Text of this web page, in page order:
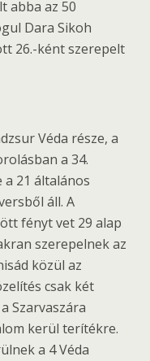
abba az 50
Dara Sikoh
26.-ként szerepelt
Véda része, a
a 34.
a 21 általános
áll. A
fényt vet 29 alap
szerepelnek az
közül az
csak két
Szarvaszára
kerül terítékre.
a 4 Véda